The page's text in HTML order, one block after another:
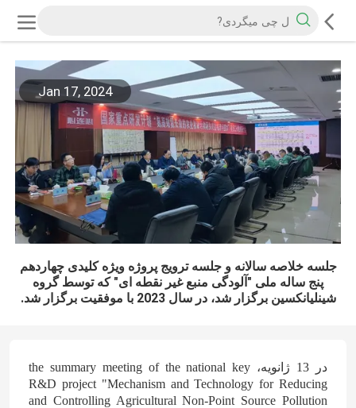
Jan 17, 2024
جلسه خلاصه سالانه و جلسه ترویج پروژه ویژه کلیدی چهاردهم
پنج ساله ملی "آلودگی منبع غیر نقطه ای" که توسط گروه
شینلیانکسین برگزار شد، در سال 2023 با موفقیت برگزار شد.
در 13 ژانویه، the summary meeting of the national key
R&D project "Mechanism and Technology for Reducing
and Controlling Agricultural Non-Point Source Pollution